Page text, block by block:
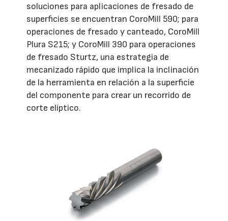
soluciones para aplicaciones de fresado de
superficies se encuentran CoroMill 590; para
operaciones de fresado y canteado, CoroMill
Plura S215; y CoroMill 390 para operaciones
de fresado Sturtz, una estrategia de
mecanizado rápido que implica la inclinación
de la herramienta en relación a la superficie
del componente para crear un recorrido de
corte elíptico.